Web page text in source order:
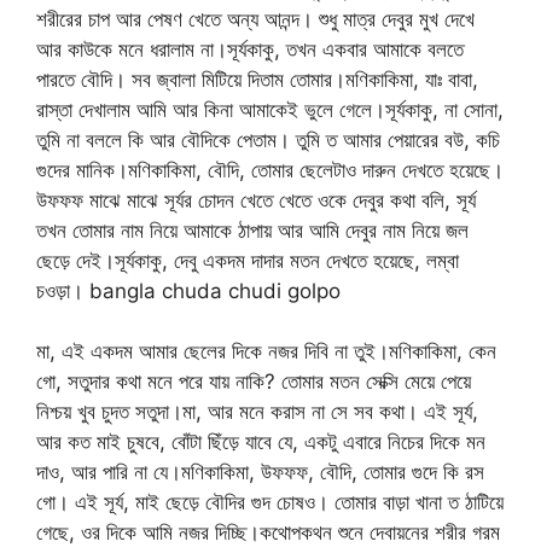
শরীরের চাপ আর পেষণ খেতে অন্য আনন্দ। শুধু মাত্র দেবুর মুখ দেখে
আর কাউকে মনে ধরালাম না।সূর্যকাকু, তখন একবার আমাকে বলতে
পারতে বৌদি। সব জ্বালা মিটিয়ে দিতাম তোমার।মণিকাকিমা, যাঃ বাবা,
রাস্তা দেখালাম আমি আর কিনা আমাকেই ভুলে গেলে।সূর্যকাকু, না সোনা,
তুমি না বললে কি আর বৌদিকে পেতাম। তুমি ত আমার পেয়ারের বউ, কচি
গুদের মানিক।মণিকাকিমা, বৌদি, তোমার ছেলেটাও দারুন দেখতে হয়েছে।
উফফফ মাঝে মাঝে সূর্যর চোদন খেতে খেতে ওকে দেবুর কথা বলি, সূর্য
তখন তোমার নাম নিয়ে আমাকে ঠাপায় আর আমি দেবুর নাম নিয়ে জল
ছেড়ে দেই।সূর্যকাকু, দেবু একদম দাদার মতন দেখতে হয়েছে, লম্বা
চওড়া। bangla chuda chudi golpo
মা, এই একদম আমার ছেলের দিকে নজর দিবি না তুই।মণিকাকিমা, কেন
গো, সতুদার কথা মনে পরে যায় নাকি? তোমার মতন সেক্সি মেয়ে পেয়ে
নিশ্চয় খুব চুদত সতুদা।মা, আর মনে করাস না সে সব কথা। এই সূর্য,
আর কত মাই চুষবে, বোঁটা ছিঁড়ে যাবে যে, একটু এবারে নিচের দিকে মন
দাও, আর পারি না যে।মণিকাকিমা, উফফফ, বৌদি, তোমার গুদে কি রস
গো। এই সূর্য, মাই ছেড়ে বৌদির গুদ চোষও। তোমার বাড়া খানা ত ঠাটিয়ে
গেছে, ওর দিকে আমি নজর দিচ্ছি।কথোপকথন শুনে দেবায়নের শরীর গরম